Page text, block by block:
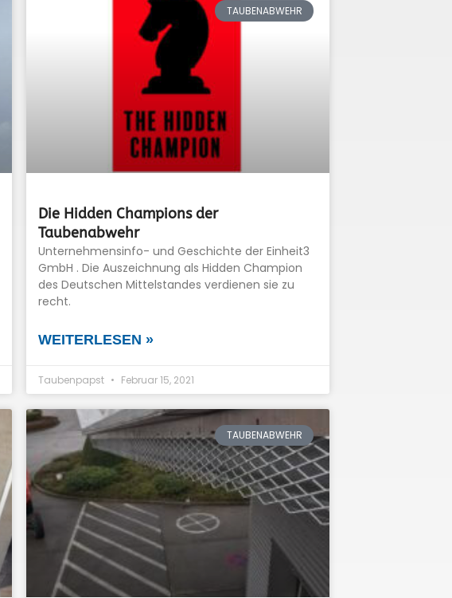
TAUBENABWEHR
Die Hidden Champions der
Taubenabwehr
Unternehmensinfo- und Geschichte der Einheit3
GmbH . Die Auszeichnung als Hidden Champion
des Deutschen Mittelstandes verdienen sie zu
recht.
WEITERLESEN »
Taubenpapst Februar 15, 2021
TAUBENABWEHR